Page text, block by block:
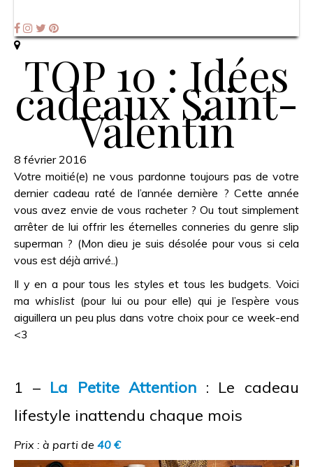
TOP 10 : Idées
cadeaux Saint-
Valentin
8 février 2016
Votre moitié(e) ne vous pardonne toujours pas de votre
dernier cadeau raté de l’année dernière ? Cette année
vous avez envie de vous racheter ? Ou tout simplement
arrêter de lui offrir les éternelles conneries du genre slip
superman ? (Mon dieu je suis désolée pour vous si cela
vous est déjà arrivé..)
Il y en a pour tous les styles et tous les budgets. Voici
mawhislist (pour lui ou pour elle) qui je l’espère vous
aiguillera un peu plus dans votre choix pour ce week-end
<3
1 – La Petite Attention : Le cadeau
lifestyle inattendu chaque mois
Prix : à parti de 40 €